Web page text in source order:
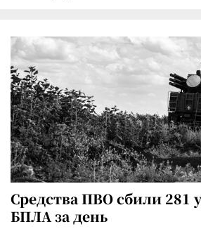
Средства ПВО сбили 281
БПЛА за день